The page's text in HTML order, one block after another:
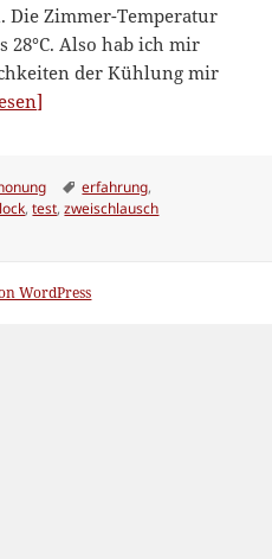
Die Zimmer-Temperatur
28°C. Also hab ich mir
der Kühlung mir
Klimaanlage”
Schlagwörter
erfahrung,
,test,zweischlausch
Monoblock-Klimaanlage
WordPress